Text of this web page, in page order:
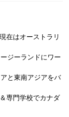
在はオーストラリ
ジーランドにワー
と東南アジアをバ
専門学校でカナダ